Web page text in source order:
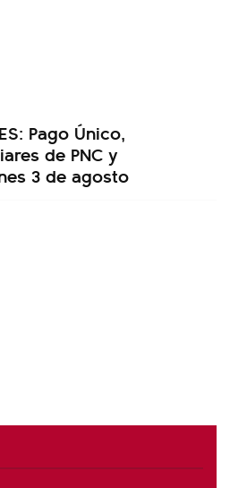
Pago Único,
de PNC y
3 de agosto